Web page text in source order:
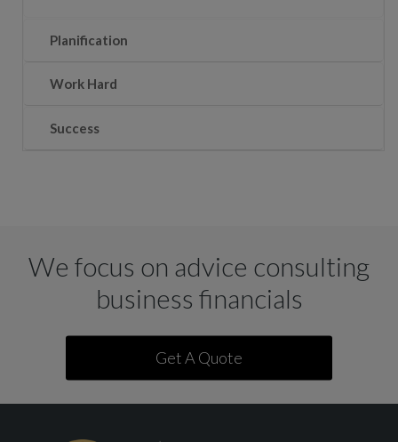
Planification
Work Hard
Success
We focus on advice consulting
business financials
Get A Quote